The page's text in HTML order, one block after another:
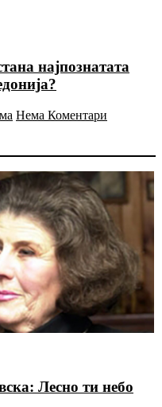
најпознатата
Нема Коментари
Лесно ти небо